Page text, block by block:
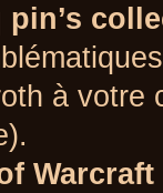
pin’s
à votre